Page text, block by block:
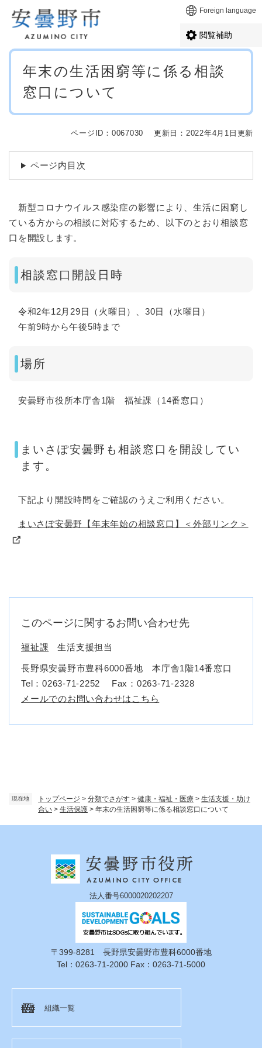
メニューを飛ばして本文へ Foreign language
閲覧補助
現在地 トップページ > 分類でさがす > 健康・福祉・医療 > 生活支援・助け
合い > 生活保護 > 年末の生活困窮等に係る相談窓口について
本
年末の生活困窮等に係る相談
窓口について
ページID：0067030 更新日：2022年4月1日更新
ページ内目次
新型コロナウイルス感染症の影響により、生活に困窮し
ている方からの相談に対応するため、以下のとおり相談窓
口を開設します。
相談窓口開設日時
令和2年12月29日（火曜日）、30日（水曜日）
午前9時から午後5時まで
場所
安曇野市役所本庁舎1階 福祉課（14番窓口）
まいさぽ安曇野も相談窓口を開設してい
ます。
下記より開設時間をご確認のうえご利用ください。
まいさぽ安曇野【年末年始の相談窓口】＜外部リンク＞
このページに関するお問い合わせ先
福祉課 生活支援担当
長野県安曇野市豊科6000番地 本庁舎1階14番窓口
Tel：0263-71-2252
Fax：0263-71-2328
メールでのお問い合わせはこちら
法人番号6000020202207
〒399-8281 長野県安曇野市豊科6000番地
Tel：0263-71-2000 Fax：0263-71-5000
組織一覧